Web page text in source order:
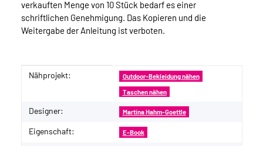
verkauften Menge von 10 Stück bedarf es einer
schriftlichen Genehmigung. Das Kopieren und die
Weitergabe der Anleitung ist verboten.
Produkteigenschaft
Wert
Nähprojekt: Outdoor-Bekleidung nähen
Taschen nähen
Designer: Martina Hahm-Goettle
Eigenschaft: E-Book